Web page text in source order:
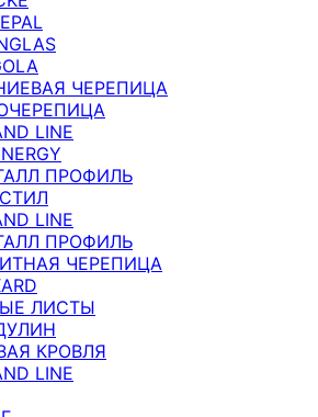
ЧЕРЕПИЦА
LINE
ПРОФИЛЬ
LINE
ПРОФИЛЬ
ЧЕРЕПИЦА
ЛИСТЫ
КРОВЛЯ
LINE